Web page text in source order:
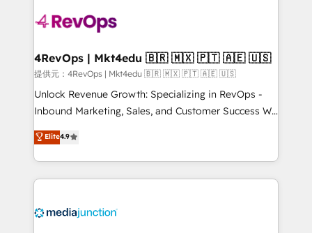
requirement). ✔️Helped over 25,000+ customers so
far with our HubSpot solutions. ✔️Bespoke apps &
on-demand bundle services. Connect with us today!
4RevOps | Mkt4edu 🇧🇷 🇲🇽 🇵🇹 🇦🇪 🇺🇸
提供元：4RevOps | Mkt4edu 🇧🇷 🇲🇽 🇵🇹 🇦🇪 🇺🇸
Unlock Revenue Growth: Specializing in RevOps -
Inbound Marketing, Sales, and Customer Success We
specialize in driving revenue growth for companies
across industries through tailored marketing, sales,
and customer success strategies, utilizing RevOps
methodologies. As Latin America's largest HubSpot
offer unparalleled insights. Operating in five
Elite4.9